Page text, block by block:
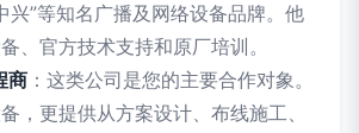
兴”等知名广播及网络设备品牌。他
、官方技术支持和原厂培训。
商 ：这类公司是您的主要合作对象。
，更提供从方案设计、布线施工、